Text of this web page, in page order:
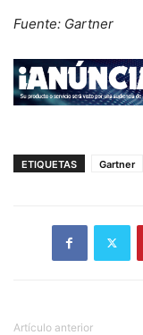
Fuente: Gartner
ETIQUETAS Gartner
Artículo anterior